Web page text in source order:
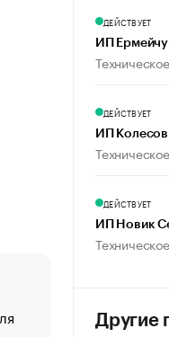
«От спорта тело
ДЕЙСТВУЕТ
ИП
ДЕЙСТВУЕТ
ИП
ДЕЙСТВУЕТ
ИП Новик
Другие